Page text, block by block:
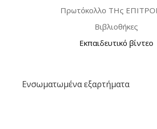
Πρωτόκολλο ΤΗς
Βιβλιοθήκες
Εκπαιδευτικό βίντεο
Ενσωματωμένα εξαρτήματα